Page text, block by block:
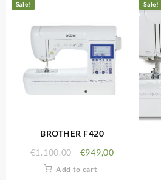
Sale!
BROTHER F420
€1.100,00 €949,00
Add to cart
Sale!